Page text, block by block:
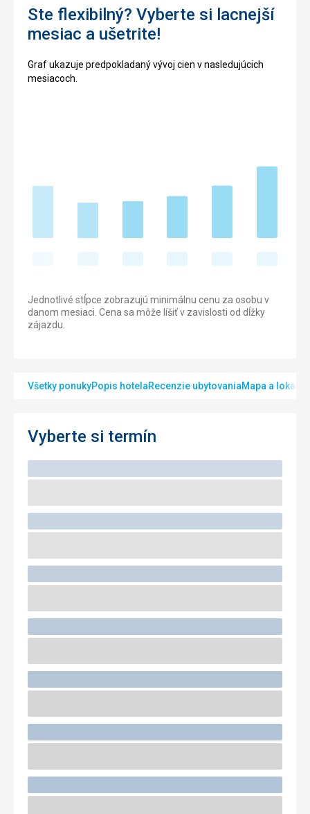
Ste flexibilný? Vyberte si lacnejší
mesiac a ušetrite!
Graf ukazuje predpokladaný vývoj cien v nasledujúcich
mesiacoch.
Jednotlivé stĺpce zobrazujú minimálnu cenu za osobu v
danom mesiaci. Cena sa môže líšiť v zavislosti od dĺžky
zájazdu.
Všetky ponukyPopis hotelaRecenzie ubytovaniaMapa a lokalita
Vyberte si termín